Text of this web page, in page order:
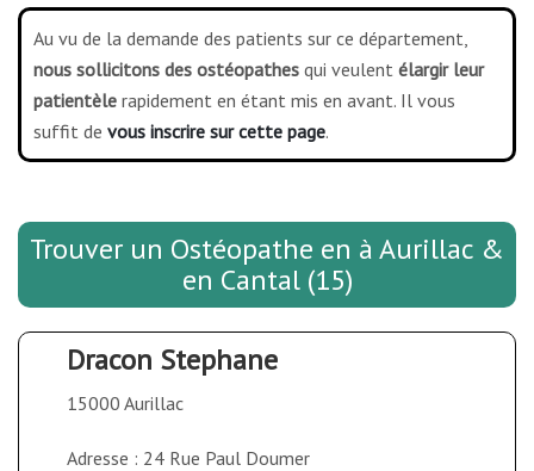
Au vu de la demande des patients sur ce département,
nous sollicitons des ostéopathes qui veulent élargir leur
patientèle rapidement en étant mis en avant. Il vous
suffit de vous inscrire sur cette page.
Trouver un Ostéopathe en à Aurillac &
en Cantal (15)
Dracon Stephane
15000 Aurillac
Adresse : 24 Rue Paul Doumer